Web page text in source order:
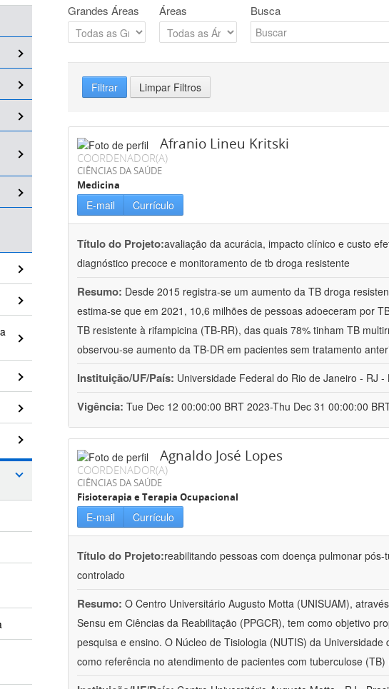
Grandes Áreas Áreas Busca
Filtrar Limpar Filtros
Afranio Lineu Kritski
COORDENADOR(A)
CIÊNCIAS DA SAÚDE
Medicina
E-mail Currículo
Título do Projeto:avaliação da acurácia, impacto clínico e custo
diagnóstico precoce e monitoramento de tb droga resistente
Resumo: Desde 2015 registra-se um aumento da TB droga
estima-se que em 2021, 10,6 milhões de pessoas adoeceram por
TB resistente à rifampicina (TB-RR), das quais 78% tinham TB
observou-se aumento da TB-DR em pacientes sem tratamento
Instituição/UF/País: Universidade Federal do Rio de Janeiro - RJ -
Vigência: Tue Dec 12 00:00:00 BRT 2023-Thu Dec 31 00:00:00
Agnaldo José Lopes
COORDENADOR(A)
CIÊNCIAS DA SAÚDE
Fisioterapia e Terapia Ocupacional
E-mail Currículo
Título do Projeto:reabilitando pessoas com doença pulmonar
controlado
Resumo: O Centro Universitário Augusto Motta (UNISUAM),
Sensu em Ciências da Reabilitação (PPGCR), tem como objetivo
pesquisa e ensino. O Núcleo de Tisiologia (NUTIS) da
como referência no atendimento de pacientes com tuberculose (TB)